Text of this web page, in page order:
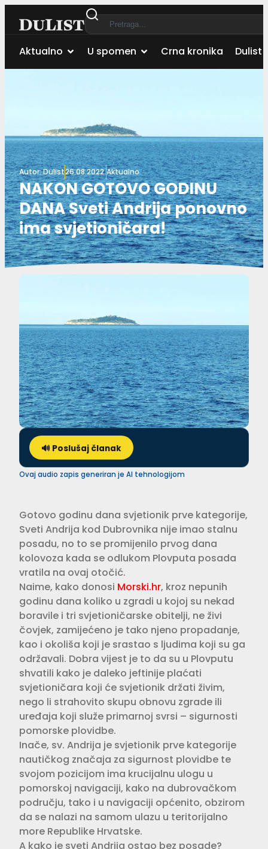
Aktualno U spomen Crna kronika Dulist
Autor:Dulist26.08.2022.Aktualno
NAKON GOTOVO GODINU
DANA Sveti Andrija ponovno
ima svjetioničara!
🔊 Poslušaj članak
Ovaj audio zapis generiran je AI tehnologijom
Gotovo godinu dana svjetionik prve kategorije,
Sveti Andrija kod Dubrovnika nije imao stalnu
posadu, no to se promijenilo prvog dana
kolovoza kada se odlukom Plovputa posada
vratila na ovaj otočić.
Naime, kako donosi Morski.hr, kroz nepunih
godinu dana koliko u zgradi u kojoj su nekad
boravile i tri svjetioničarske obitelji, ne živi
čovjek, zamijećeno je tako njeno propadanje,
kao i okoliša koji je srastao s ljudima koji su ga
održavali. Dobra vijest je to da su u Plovputu
shvatili kako je daleko jeftinije plaćati
svjetioničara koji će svjetionik držati živim,
nego li strahovito skupu obnovu zgrade ili
uređaja koji služe primarnoj svrsi – sigurnosti
pomorske plovidbe.
Inače, sv. Andrija je svjetionik prve kategorije
nautičkog značaja za sigurnost plovidbe te
svojom pozicijom ima krucijalnu ulogu u
pomorskoj navigaciji, kako na dubrovačkom
području, tako i u navigaciji općenito, obzirom
da se nalazi na samom ulazu u teritorijalno
more Republike Hrvatske.
A kako je sveti Andrija ostao bez posade?